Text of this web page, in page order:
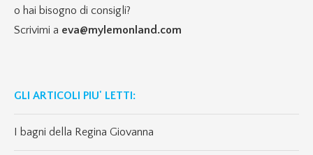
o hai bisogno di consigli?
Scrivimi a eva@mylemonland.com
GLI ARTICOLI PIU' LETTI:
I bagni della Regina Giovanna